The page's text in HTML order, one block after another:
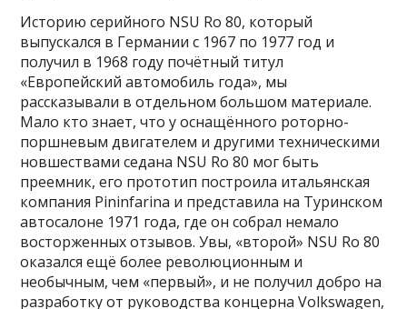
Историю серийного NSU Ro 80, который
выпускался в Германии с 1967 по 1977 год и
получил в 1968 году почётный титул
«Европейский автомобиль года», мы
рассказывали в отдельном большом материале.
Мало кто знает, что у оснащённого роторно-
поршневым двигателем и другими техническими
новшествами седана NSU Ro 80 мог быть
преемник, его прототип построила итальянская
компания Pininfarina и представила на Туринском
автосалоне 1971 года, где он собрал немало
восторженных отзывов. Увы, «второй» NSU Ro 80
оказался ещё более революционным и
необычным, чем «первый», и не получил добро на
разработку от руководства концерна Volkswagen,